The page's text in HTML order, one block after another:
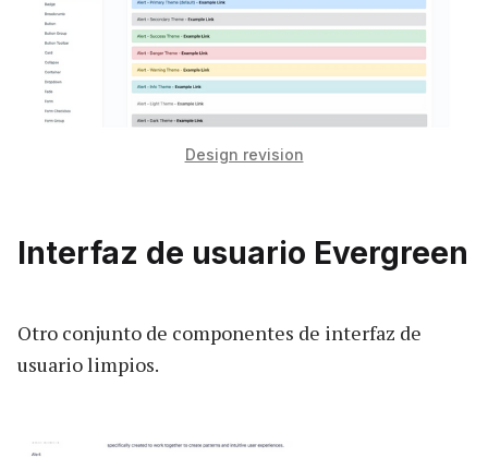
Design revision
Interfaz de usuario Evergreen
Otro conjunto de componentes de interfaz de
usuario limpios.